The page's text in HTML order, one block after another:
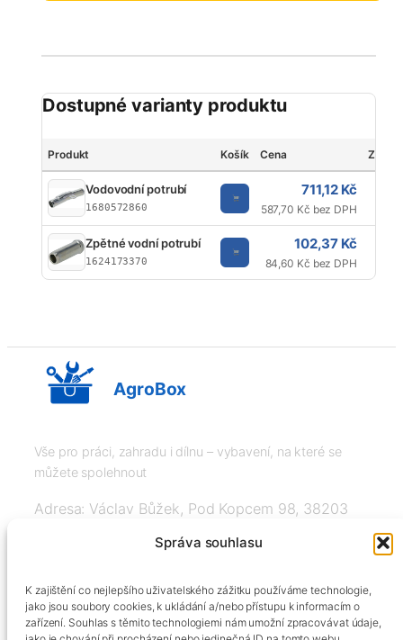
Správa souhlasu
K zajištění co nejlepšího uživatelského zážitku používáme technologie,
jako jsou soubory cookies, k ukládání a/nebo přístupu k informacím o
zařízení. Souhlas s těmito technologiemi nám umožní zpracovávat údaje,
Dostupné varianty produktu
Produkt Košík Cena
Vodovodní potrubí
1680572860
711,12 Kč
587,70 Kč bez DPH
Zpětné vodní potrubí
1624173370
102,37 Kč
84,60 Kč bez DPH
AgroBox
Vše pro práci, zahradu i dílnu – vybavení, na které se
můžete spolehnout
Adresa: Václav Bůžek, Pod Kopcem 98, 38203
+420606334248, info@agrobox.cz